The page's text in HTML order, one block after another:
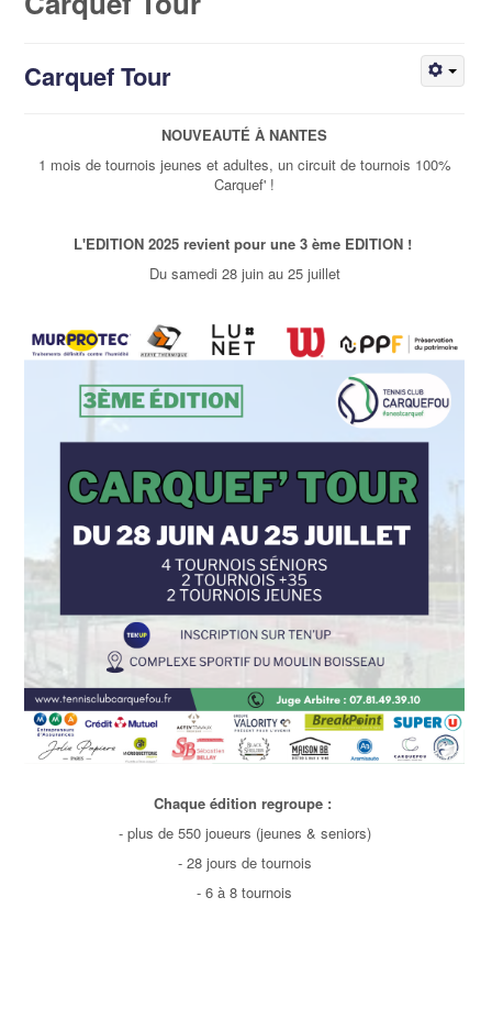
Carquef Tour
NOUVEAUTÉ À NANTES
1 mois de tournois jeunes et adultes, un circuit de tournois 100%
Carquef' !
L'EDITION 2025 revient pour une 3 ème EDITION !
Du samedi 28 juin au 25 juillet
Chaque édition regroupe :
- plus de 550 joueurs (jeunes & seniors)
- 28 jours de tournois
- 6 à 8 tournois